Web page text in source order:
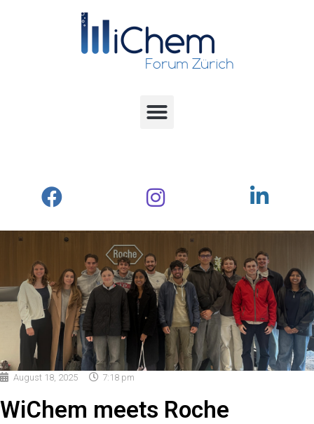
August 18, 2025 7:18 pm
WiChem meets Roche